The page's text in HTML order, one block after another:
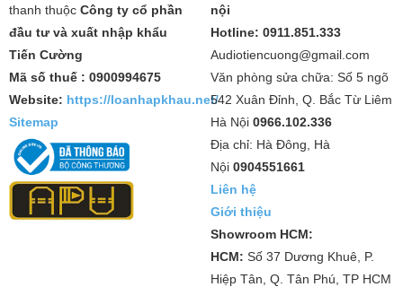
thanh thuộc Công ty cổ phần
đầu tư và xuất nhập khẩu
Tiến Cường
Mã số thuế : 0900994675
Website: https://loanhapkhau.net/
Sitemap
nội
Hotline: 0911.851.333
Audiotiencuong@gmail.com
Văn phòng sửa chữa: Số 5 ngõ
542 Xuân Đỉnh, Q. Bắc Từ Liêm
Hà Nội 0966.102.336
Địa chỉ: Hà Đông, Hà
Nội 0904551661
Liên hệ
Giới thiệu
Showroom HCM:
HCM: Số 37 Dương Khuê, P.
Hiệp Tân, Q. Tân Phú, TP HCM